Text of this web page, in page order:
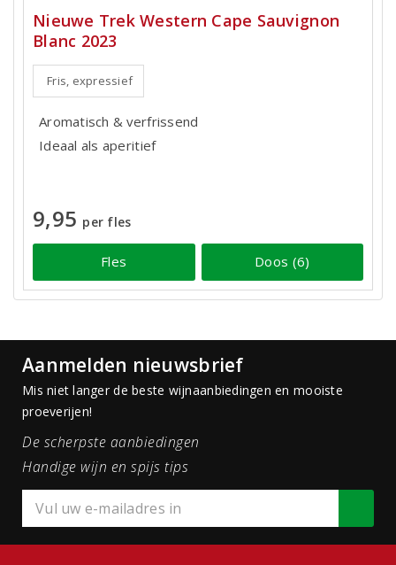
Nieuwe Trek Western Cape Sauvignon
Blanc 2023
Fris, expressief
Aromatisch & verfrissend
Ideaal als aperitief
9,95 per fles
Fles Doos (6)
Aanmelden nieuwsbrief
Mis niet langer de beste wijnaanbiedingen en mooiste
proeverijen!
De scherpste aanbiedingen
Handige wijn en spijs tips